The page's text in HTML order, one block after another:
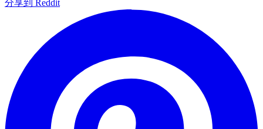
分享到 Reddit